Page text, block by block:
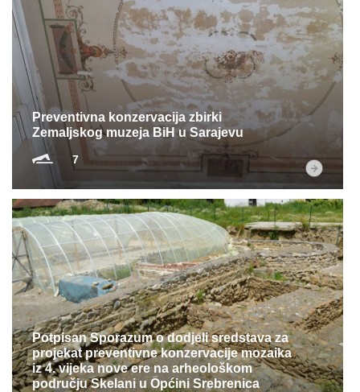
Preventivna konzervacija zbirki
Zemaljskog muzeja BiH u Sarajevu
7
Potpisan Sporazum o dodjeli sredstava za
projekat preventivne konzervacije mozaika
iz 4. vijeka nove ere na arheološkom
području Skelani u Općini Srebrenica